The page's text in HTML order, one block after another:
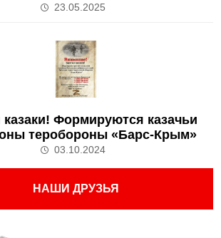
23.05.2025
казаки! Формируются казачьи
теробороны «Барс-Крым»
03.10.2024
НАШИ ДРУЗЬЯ